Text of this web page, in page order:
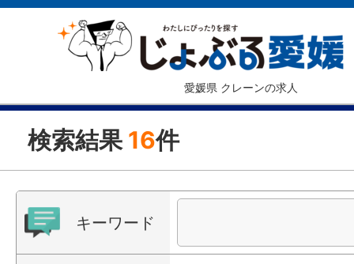
愛媛県 クレーンの求人
検索結果 16件
キーワード